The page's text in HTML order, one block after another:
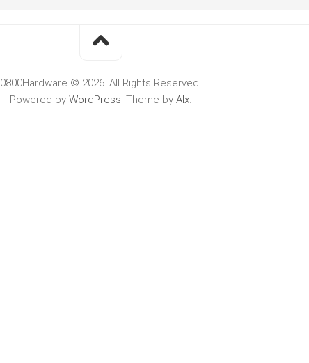
0800Hardware © 2026. All Rights Reserved.
Powered by WordPress. Theme by Alx.